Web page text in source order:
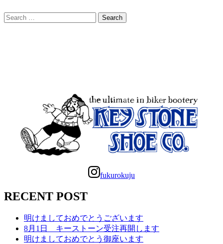
fukurokuju
RECENT POST
明けましておめでとうございます
8月1日 キーストーン受注再開します
明けましておめでとう御座います